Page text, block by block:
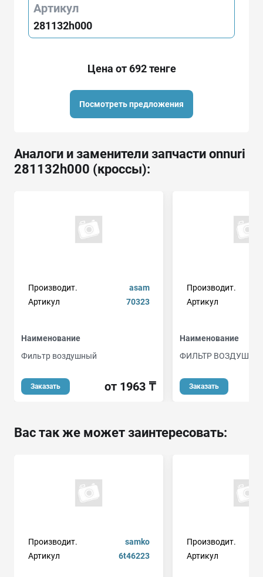
Артикул
281132h000
Цена от 692 тенге
Посмотреть предложения
Аналоги и заменители запчасти onnuri
281132h000 (кроссы):
Производит.
asam
Артикул
70323
Наименование
Фильтр воздушный
Заказать от 1963 ₸
Производит.
Артикул
Наименование
ФИЛЬТР
Заказать
Вас так же может заинтересовать:
Производит.
samko
Артикул
6t46223
Производит.
Артикул